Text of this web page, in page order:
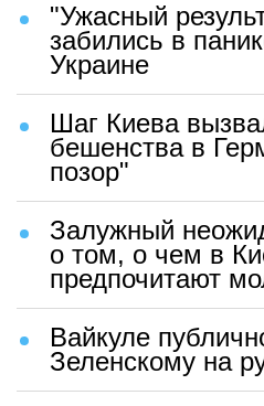
"Ужасный
забились в
Украине
Шаг Киева
бешенства в
позор"
Залужный
о том, о чем в
предпочитают
Вайкуле
Зеленскому на